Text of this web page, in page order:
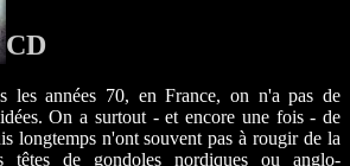
CD
les années 70, en France, on n'a pas de
On a surtout - et encore une fois - de
longtemps n'ont souvent pas à rougir de la
têtes de gondoles nordiques ou anglo-